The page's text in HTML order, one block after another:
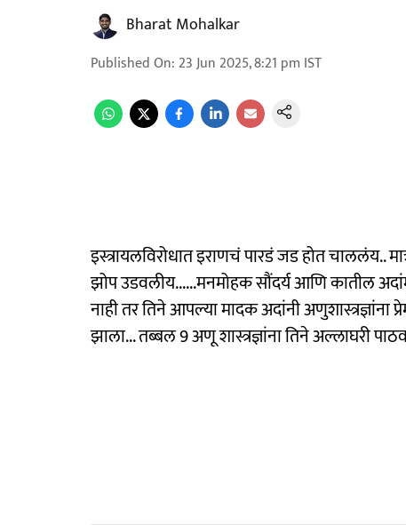
Bharat Mohalkar
Published On: 23 Jun 2025, 8:21 pm IST
इस्त्रायलविरोधात इराणचं पारडं जड होत चाललंय..
झोप उडवलीय......मनमोहक सौंदर्य आणि कातील
नाही तर तिने आपल्या मादक अदांनी अणुशास्त्रज्ञांना
झाला... तब्बल 9 अणू शास्त्रज्ञांना तिने अल्लाघरी